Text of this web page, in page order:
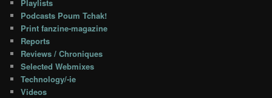
Playlists
Podcasts Poum Tchak!
Print fanzine-magazine
Reports
Reviews / Chroniques
Selected Webmixes
Technology/-ie
Videos